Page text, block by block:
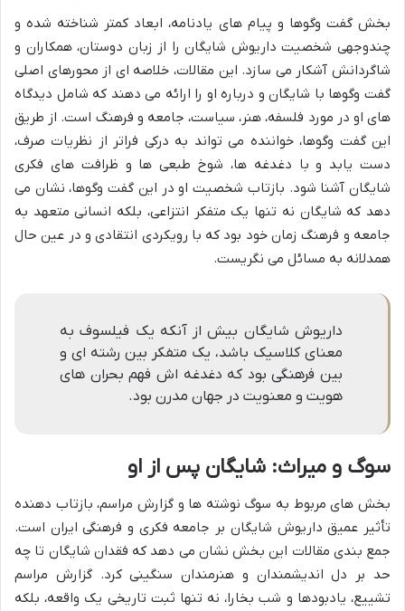
بخش گفت وگوها و پیام های یادنامه، ابعاد کمتر شناخته شده و
چندوجهی شخصیت داریوش شایگان را از زبان دوستان، همکاران و
شاگردانش آشکار می سازد. این مقالات، خلاصه ای از محورهای اصلی
گفت وگوها با شایگان و درباره او را ارائه می دهند که شامل دیدگاه
های او در مورد فلسفه، هنر، سیاست، جامعه و فرهنگ است. از طریق
این گفت وگوها، خواننده می تواند به درکی فراتر از نظریات صرف،
دست یابد و با دغدغه ها، شوخ طبعی ها و ظرافت های فکری
شایگان آشنا شود. بازتاب شخصیت او در این گفت وگوها، نشان می
دهد که شایگان نه تنها یک متفکر انتزاعی، بلکه انسانی متعهد به
جامعه و فرهنگ زمان خود بود که با رویکردی انتقادی و در عین حال
همدلانه به مسائل می نگریست.
داریوش شایگان بیش از آنکه یک فیلسوف به
معنای کلاسیک باشد، یک متفکر بین رشته ای و
بین فرهنگی بود که دغدغه اش فهم بحران های
هویت و معنویت در جهان مدرن بود.
سوگ و میراث: شایگان پس از او
بخش های مربوط به سوگ نوشته ها و گزارش مراسم، بازتاب دهنده
تأثیر عمیق داریوش شایگان بر جامعه فکری و فرهنگی ایران است.
جمع بندی مقالات این بخش نشان می دهد که فقدان شایگان تا چه
حد بر دل اندیشمندان و هنرمندان سنگینی کرد. گزارش مراسم
تشییع، یادبودها و شب بخارا، نه تنها ثبت تاریخی یک واقعه، بلکه